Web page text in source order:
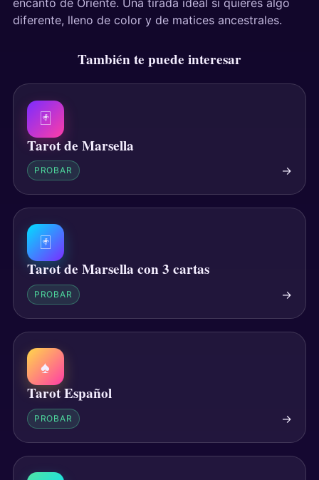
diferente, lleno de color y de matices ancestrales.
También te puede interesar
🃏
Tarot de Marsella
PROBAR →
🃏
Tarot de Marsella con 3 cartas
PROBAR →
♠
Tarot Español
PROBAR →